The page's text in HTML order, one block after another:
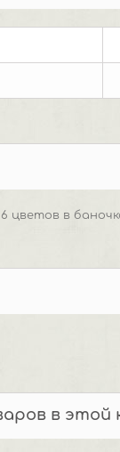
цветов в
в этой